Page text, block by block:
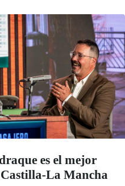
es el mejor
La Mancha